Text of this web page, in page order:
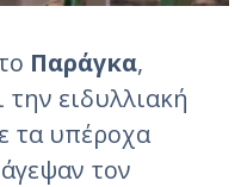
Παράγκα,
ειδυλλιακή
τα υπέροχα
τον